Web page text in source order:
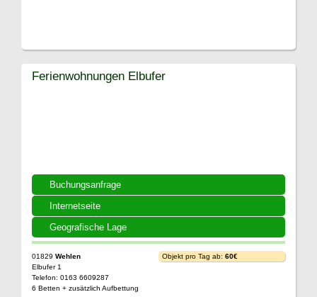
Buchungsanfrage
Internetseite
Geografische Lage
Ferienwohnungen Elbufer
01829 Wehlen
Elbufer 1
Telefon: 0163 6609287
6 Betten + zusätzlich Aufbettung
Objekt pro Tag ab: 60€